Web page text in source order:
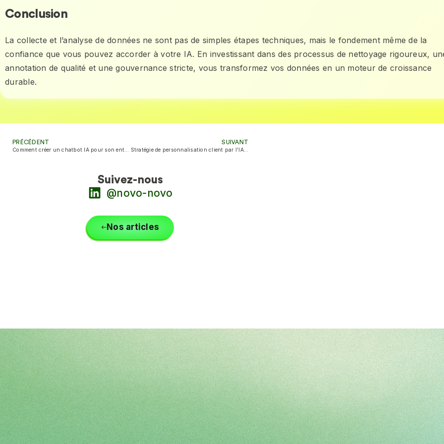
Conclusion
La collecte et l’analyse de données ne sont pas de simples étapes techniques, mais le fondement même de la
confiance que vous pouvez accorder à votre IA. En investissant dans des processus de nettoyage rigoureux,
annotation de qualité et une gouvernance stricte, vous transformez vos données en un moteur de croissance
durable.
PRÉCÉDENT
Comment créer un chatbot IA pour son entreprise ?
SUIVANT
Stratégie de personnalisation client par l’IA : Transformer votre expérience utilisateur
Suivez-nous
@novo-novo
Nos articles